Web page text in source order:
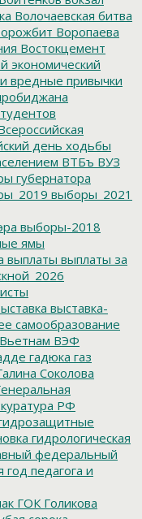
Волочаевская битва
Воропаева
Востокцемент
экономический
вредные привычки
день ходьбы
ВТБъ ВУЗ
губернатора
выборы_2021
выборы-2018
ямы
выплаты выплаты за
выставка-
самообразование
Вьетнам ВЭФ
гадюка газ
Соколова
РФ
гидрологическая
федеральный
год педагога и
ГОК Голикова